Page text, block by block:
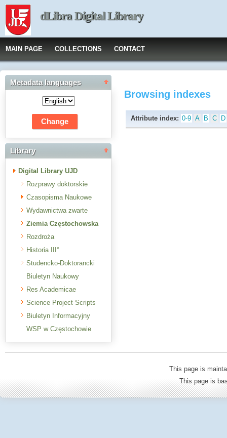
dLibra Digital Library
MAIN PAGE COLLECTIONS CONTACT
Metadata languages
Library
Digital Library UJD
Rozprawy doktorskie
Czasopisma Naukowe
Wydawnictwa zwarte
Ziemia Częstochowska
Rozdroża
Historia III°
Studencko-Doktorancki
Biuletyn Naukowy
Res Academicae
Science Project Scripts
Biuletyn Informacyjny
WSP w Częstochowie
Browsing indexes
Attribute index: 0-9 A B C D
This page is
This page is